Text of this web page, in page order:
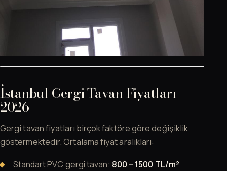
İstanbul Gergi Tavan Fiyatları
2026
Gergi tavan fiyatları birçok faktöre göre değişiklik
göstermektedir. Ortalama fiyat aralıkları:
Standart PVC gergi tavan: 800 – 1500 TL/m²